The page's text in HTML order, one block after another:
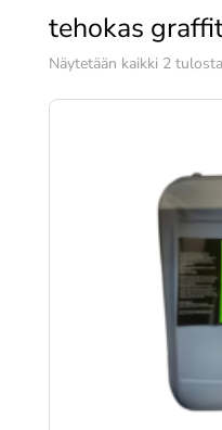
tehokas
Näytetään kaikki 2 tulosta